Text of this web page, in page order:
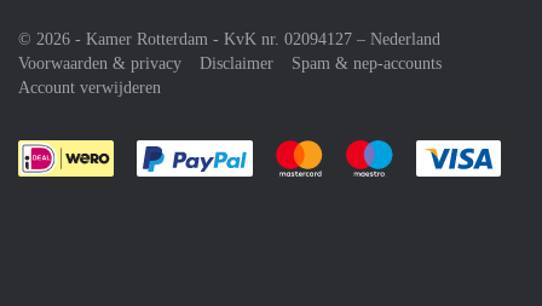
© 2026 - Kamer Rotterdam - KvK nr. 02094127 – Nederland
Voorwaarden & privacy
Disclaimer
Spam & nep-accounts
Account verwijderen
Je rekent gemakkelijk af met Paypal
Je rekent gemakkelijk af met
Je rekent